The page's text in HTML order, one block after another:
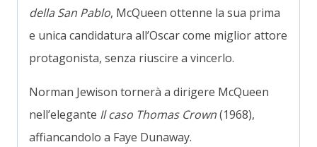
della San Pablo, McQueen ottenne la sua prima
e unica candidatura all’Oscar come miglior attore
protagonista, senza riuscire a vincerlo.
Norman Jewison tornerà a dirigere McQueen
nell’elegante Il caso Thomas Crown(1968),
affiancandolo a Faye Dunaway.